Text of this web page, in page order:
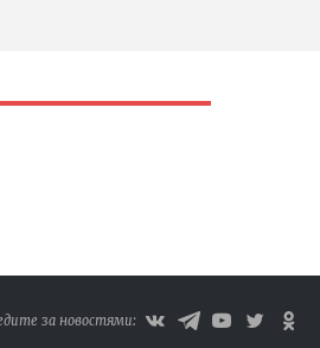
за новостями: